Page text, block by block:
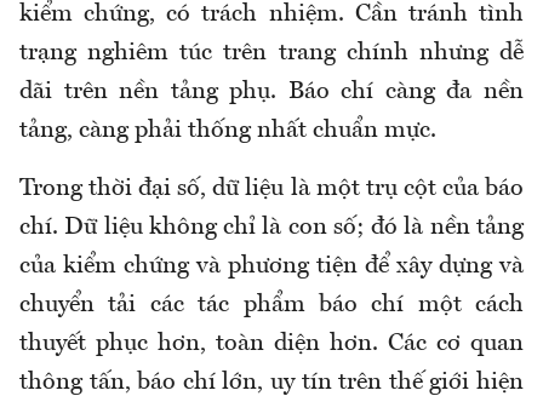
kiểm chứng, có trách nhiệm. Cần tránh tình
trạng nghiêm túc trên trang chính nhưng dễ
dãi trên nền tảng phụ. Báo chí càng đa nền
tảng, càng phải thống nhất chuẩn mực.
Trong thời đại số, dữ liệu là một trụ cột của báo
chí. Dữ liệu không chỉ là con số; đó là nền tảng
của kiểm chứng và phương tiện để xây dựng và
chuyển tải các tác phẩm báo chí một cách
thuyết phục hơn, toàn diện hơn. Các cơ quan
thông tấn, báo chí lớn, uy tín trên thế giới hiện